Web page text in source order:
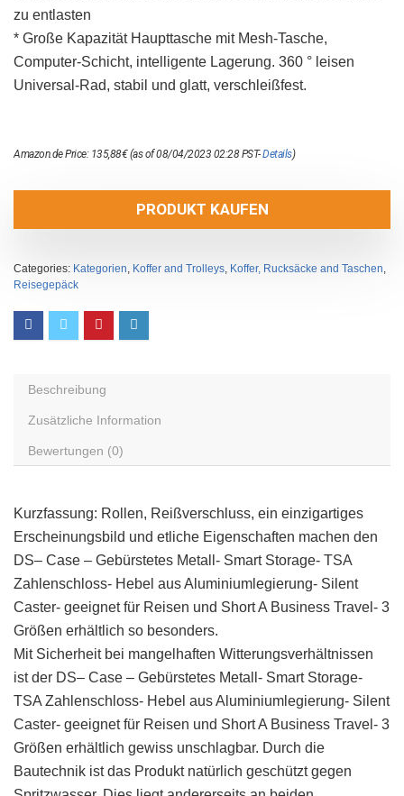
zu entlasten
* Große Kapazität Haupttasche mit Mesh-Tasche,
Computer-Schicht, intelligente Lagerung. 360 ° leisen
Universal-Rad, stabil und glatt, verschleißfest.
Amazon.de Price: 135,88€(as of 08/04/2023 02:28 PST-Details)
PRODUKT KAUFEN
Categories: Kategorien, Koffer and Trolleys, Koffer, Rucksäcke and Taschen,
Reisegepäck
Beschreibung
Zusätzliche Information
Bewertungen (0)
Kurzfassung: Rollen, Reißverschluss, ein einzigartiges
Erscheinungsbild und etliche Eigenschaften machen den
DS– Case – Gebürstetes Metall- Smart Storage- TSA
Zahlenschloss- Hebel aus Aluminiumlegierung- Silent
Caster- geeignet für Reisen und Short A Business Travel- 3
Größen erhältlich so besonders.
Mit Sicherheit bei mangelhaften Witterungsverhältnissen
ist der DS– Case – Gebürstetes Metall- Smart Storage-
TSA Zahlenschloss- Hebel aus Aluminiumlegierung- Silent
Caster- geeignet für Reisen und Short A Business Travel- 3
Größen erhältlich gewiss unschlagbar. Durch die
Bautechnik ist das Produkt natürlich geschützt gegen